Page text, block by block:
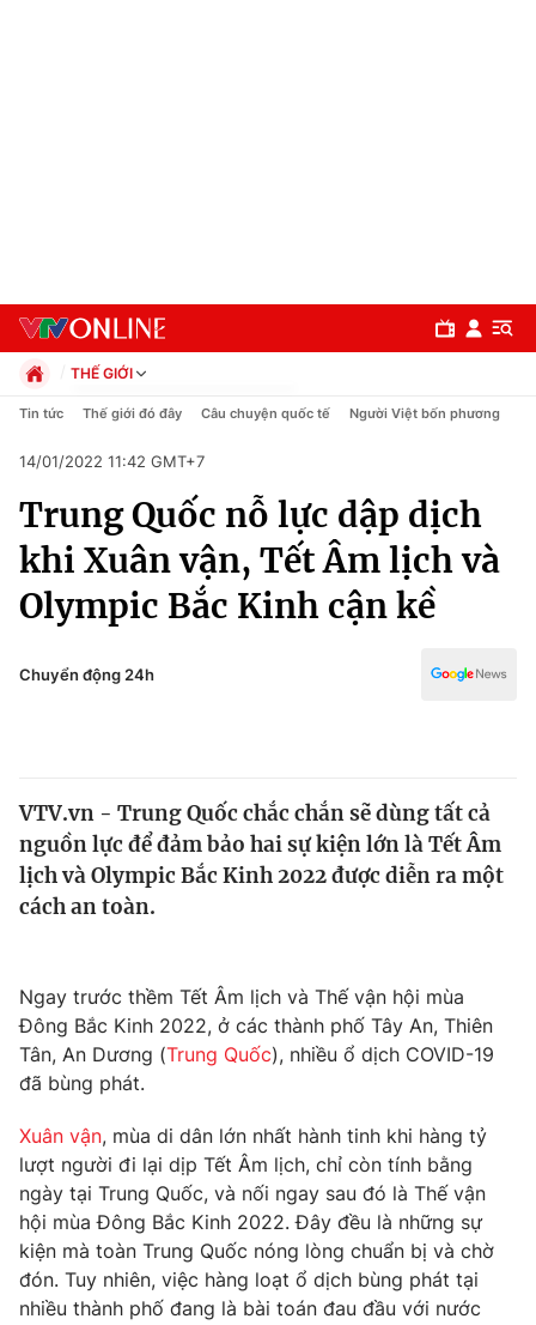
Chuyên mục
Chính trị
Xã hội
Pháp luật
Thế giới
Tin tức
Thế giới đó đây
Kinh tế
Thị trường
Góc doanh nghiệp
Truyền hình
Phim VTV
Hậu trường
Nhân vật
Khán giả
Giải sao mai
Giải trí
Điện ảnh
Âm nhạc
Sao
Đời sống
Du lịch
Làm đẹp
Chất lượng cuộc sống
Giáo dục
Tuyển sinh
Công nghệ
THẾ GIỚI
Chính trị
Pháp luật
Kinh tế
Thể thao
Truyền hình
Văn hóa - Giải trí
Y tế
Công nghệ
Tin tức Thế giới đó đây Câu chuyện quốc tế Người Việt bốn phương
14/01/2022 11:42 GMT+7
Trung Quốc nỗ lực dập dịch
khi Xuân vận, Tết Âm lịch và
Olympic Bắc Kinh cận kề
Chuyển động 24h
VTV.vn - Trung Quốc chắc chắn sẽ dùng tất cả
nguồn lực để đảm bảo hai sự kiện lớn là Tết Âm
lịch và Olympic Bắc Kinh 2022 được diễn ra một
cách an toàn.
Ngay trước thềm Tết Âm lịch và Thế vận hội mùa
Đông Bắc Kinh 2022, ở các thành phố Tây An, Thiên
Tân, An Dương (Trung Quốc), nhiều ổ dịch COVID-19
đã bùng phát.
Xuân vận, mùa di dân lớn nhất hành tinh khi hàng tỷ
lượt người đi lại dịp Tết Âm lịch, chỉ còn tính bằng
ngày tại Trung Quốc, và nối ngay sau đó là Thế vận
hội mùa Đông Bắc Kinh 2022. Đây đều là những sự
kiện mà toàn Trung Quốc nóng lòng chuẩn bị và chờ
đón. Tuy nhiên, việc hàng loạt ổ dịch bùng phát tại
nhiều thành phố đang là bài toán đau đầu với nước